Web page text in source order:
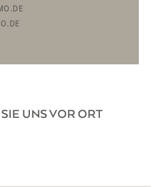
UNS VOR ORT